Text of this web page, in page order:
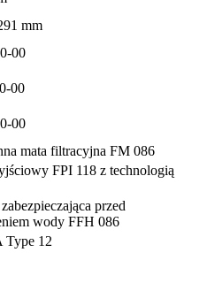
mm
00
00
00
mata filtracyjna FM 086
FPI 118 z technologią
przed
wody FFH 086
Type 12